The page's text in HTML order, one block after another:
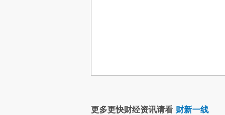
更多更快财经资讯请看 财新一线